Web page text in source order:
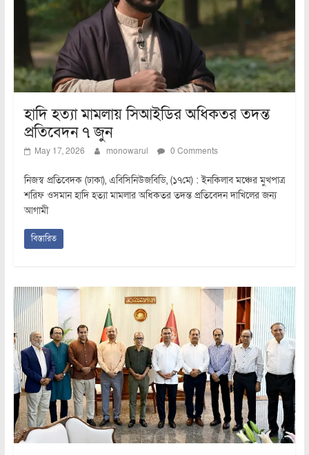
হাদি হত্যা মামলায় সিআইডির অধিকতর তদন্ত
প্রতিবেদন ৭ জুন
May 17, 2026 monowarul 0 Comments
নিজস্ব প্রতিবেদক (ঢাকা), এবিসিনিউজবিডি, (১৭মে) : ইনকিলাব মঞ্চের মুখপাত্র
শরিফ ওসমান হাদি হত্যা মামলার অধিকতর তদন্ত প্রতিবেদন দাখিলের জন্য
আগামী
বিস্তারিত